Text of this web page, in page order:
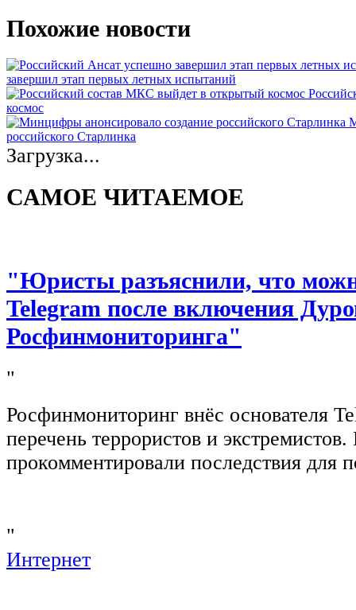
Похожие новости
завершил этап первых летных испытаний
космос
российского Старлинка
Загрузка...
САМОЕ ЧИТАЕМОЕ
"Юристы разъяснили, что
Telegram после включения
Росфинмониторинга"
"
Росфинмониторинг внёс основателя
перечень террористов и
прокомментировали последствия для
"
Интернет